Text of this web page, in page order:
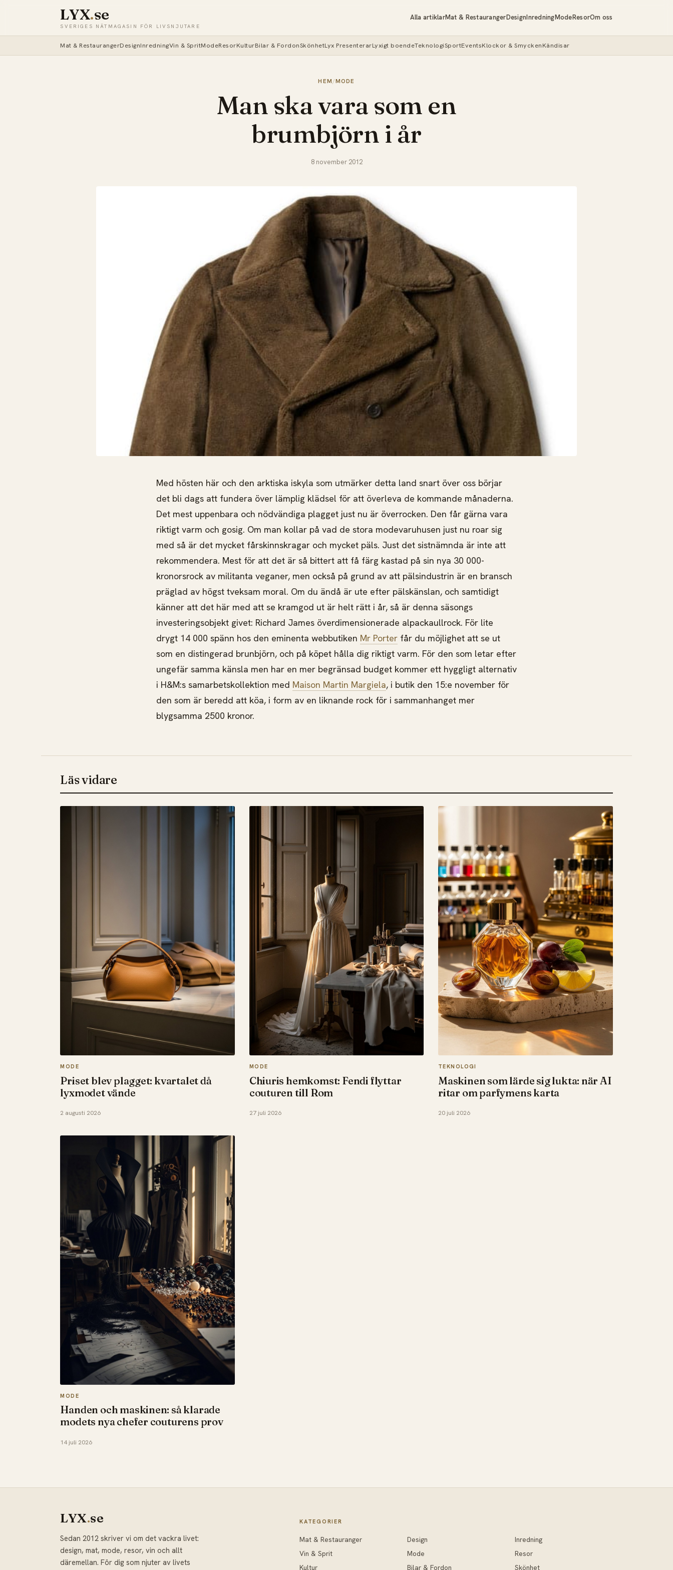
LYX.se
SVERIGES NÄTMAGASIN FÖR LIVSNJUTARE
Alla artiklarMat & RestaurangerDesignInredningModeResorOm oss
Mat & RestaurangerDesignInredningVin & SpritModeResorKulturBilar & FordonSkönhetLyx PresenterarLyxigt boendeTeknologiSportEventsKlockor & SmyckenKändisar
HEM/MODE
Man ska vara som en
brumbjörn i år
8 november 2012
Med hösten här och den arktiska iskyla som utmärker detta land snart över oss börjar
det bli dags att fundera över lämplig klädsel för att överleva de kommande månaderna.
Det mest uppenbara och nödvändiga plagget just nu är överrocken. Den får gärna vara
riktigt varm och gosig. Om man kollar på vad de stora modevaruhusen just nu roar sig
med så är det mycket fårskinnskragar och mycket päls. Just det sistnämnda är inte att
rekommendera. Mest för att det är så bittert att få färg kastad på sin nya 30 000-
kronorsrock av militanta veganer, men också på grund av att pälsindustrin är en bransch
präglad av högst tveksam moral. Om du ändå är ute efter pälskänslan, och samtidigt
känner att det här med att se kramgod ut är helt rätt i år, så är denna säsongs
investeringsobjekt givet: Richard James överdimensionerade alpackaullrock. För lite
drygt 14 000 spänn hos den eminenta webbutiken Mr Porter får du möjlighet att se ut
som en distingerad brunbjörn, och på köpet hålla dig riktigt varm. För den som letar efter
ungefär samma känsla men har en mer begränsad budget kommer ett hyggligt alternativ
i H&M:s samarbetskollektion med Maison Martin Margiela, i butik den 15:e november för
den som är beredd att köa, i form av en liknande rock för i sammanhanget mer
blygsamma 2500 kronor.
Läs vidare
MODE
Priset blev plagget: kvartalet då
lyxmodet vände
2 augusti 2026
MODE
Chiuris hemkomst: Fendi flyttar
couturen till Rom
27 juli 2026
TEKNOLOGI
Maskinen som lärde sig lukta: när AI
ritar om parfymens karta
20 juli 2026
MODE
Handen och maskinen: så klarade
modets nya chefer couturens prov
14 juli 2026
LYX.se
Sedan 2012 skriver vi om det vackra livet:
design, mat, mode, resor, vin och allt
däremellan. För dig som njuter av livets
KATEGORIER
Mat & Restauranger Design
Inredning
Vin & Sprit
Mode
Resor
Kultur
Bilar & Fordon Skönhet